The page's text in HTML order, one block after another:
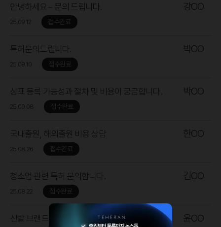
안녕하세요~ 문의 드립니다. 강OO
25.09.12 접수완료
특허문의드립니다. 박OO
25.09.10 접수완료
상표 등록 가능성과 절차 및 비용이 궁금합니다. 박OO
25.09.08 접수완료
국내출원, 해외출원 비용 상담 한OO
25.08.26 접수완료
청소업 관련 특허 문의합니다. 김OO
25.08.22 접수완료
신발 브랜드 윤OO